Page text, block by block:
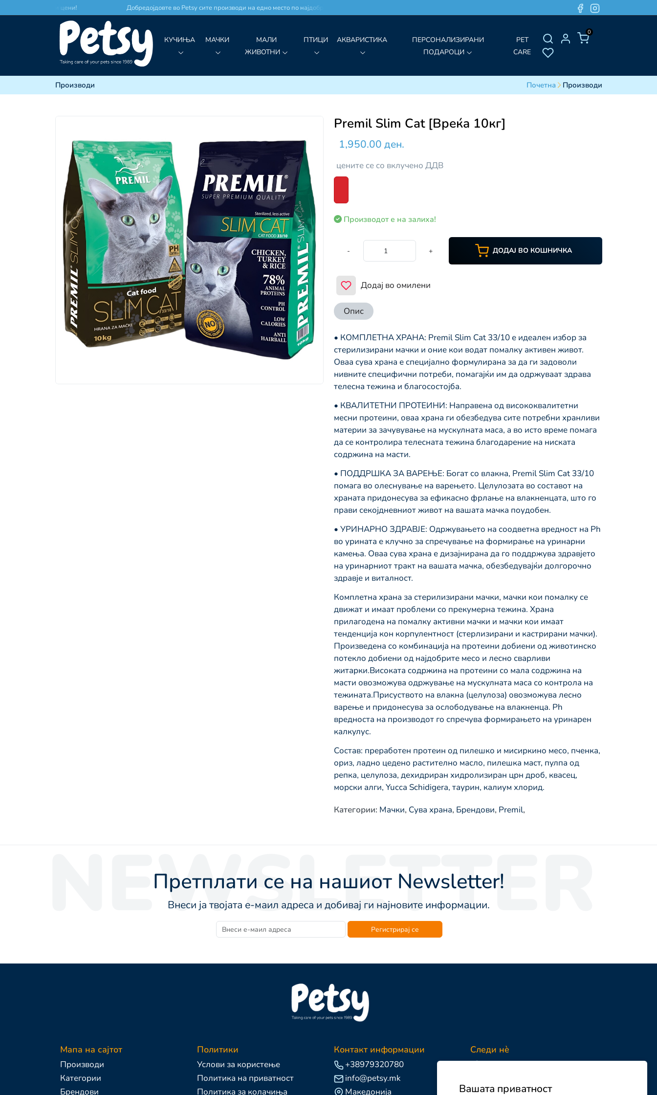
Вашата приватност
по најдобри цени! Добредојдовте во Petsy сите производи на едно место по најдобри цени!
0
КУЧИЊА МАЧКИ
МАЛИ
ЖИВОТНИ
ПТИЦИ АКВАРИСТИКА
ПЕРСОНАЛИЗИРАНИ
ПОДАРОЦИ
PET
CARE
Производи Почетна Производи
Premil Slim Cat [Вреќа 10кг]
1,950.00 ден.
цените се со вклучено ДДВ
Производот е на залиха!
- + ДОДАЈ ВО КОШНИЧКА
Додај во омилени
Опис
• КОМПЛЕТНА ХРАНА: Premil Slim Cat 33/10 е идеален избор за
стерилизирани мачки и оние кои водат помалку активен живот.
Оваа сува храна е специјално формулирана за да ги задоволи
нивните специфични потреби, помагајќи им да одржуваат здрава
телесна тежина и благосостојба.
• КВАЛИТЕТНИ ПРОТЕИНИ: Направена од висококвалитетни
месни протеини, оваа храна ги обезбедува сите потребни хранливи
материи за зачувување на мускулната маса, а во исто време помага
да се контролира телесната тежина благодарение на ниската
содржина на масти.
• ПОДДРШКА ЗА ВАРЕЊЕ: Богат со влакна, Premil Slim Cat 33/10
помага во олеснување на варењето. Целулозата во составот на
храната придонесува за ефикасно фрлање на влакненцата, што го
прави секојдневниот живот на вашата мачка поудобен.
• УРИНАРНО ЗДРАВЈЕ: Одржувањето на соодветна вредност на Ph
во урината е клучно за спречување на формирање на уринарни
камења. Оваа сува храна е дизајнирана да го поддржува здравјето
на уринарниот тракт на вашата мачка, обезбедувајќи долгорочно
здравје и виталност.
Комплетна храна за стерилизирани мачки, мачки кои помалку се
движат и имаат проблеми со прекумерна тежина. Храна
прилагодена на помалку активни мачки и мачки кои имаат
тенденција кон корпулентност (стерлизирани и кастрирани мачки).
Произведена со комбинација на протеини добиени од животинско
потекло добиени од најдобрите месо и лесно сварливи
житарки.Високата содржина на протеини со мала содржина на
масти овозможува одржување на мускулната маса со контрола на
тежината.Присуството на влакна (целулоза) овозможува лесно
варење и придонесува за ослободување на влакненца. Ph
вредноста на производот го спречува формирањето на уринарен
калкулус.
Состав: преработен протеин од пилешко и мисиркино месо, пченка,
ориз, ладно цедено растително масло, пилешка маст, пулпа од
репка, целулоза, дехидриран хидролизиран црн дроб, квасец,
морски алги, Yucca Schidigera, таурин, калиум хлорид.
Категории: Мачки, Сува храна, Брендови, Premil,
NEWSLETTER
Претплати се на нашиот Newsletter!
Внеси ја твојата е-маил адреса и добивај ги најновите информации.
Регистрирај се
Мапа на сајтот
Производи
Категории
Брендови
Политики
Услови за користење
Политика на приватност
Политика за колачиња
Контакт информации
+38979320780
info@petsy.mk
Македонија
Следи нè
Facebook